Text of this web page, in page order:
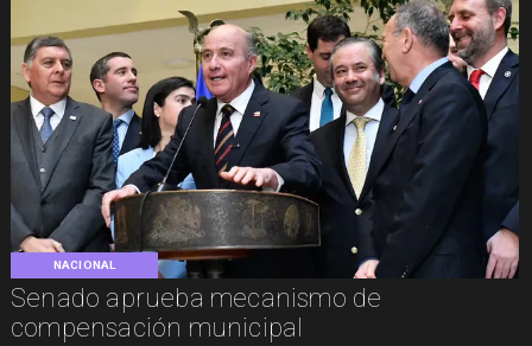
NACIONAL
Senado aprueba mecanismo de
compensación municipal